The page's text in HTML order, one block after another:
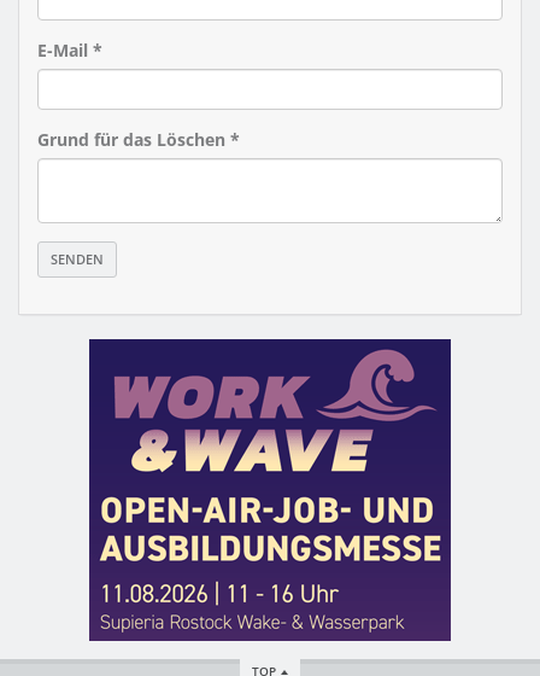
E-Mail *
Grund für das Löschen *
TOP